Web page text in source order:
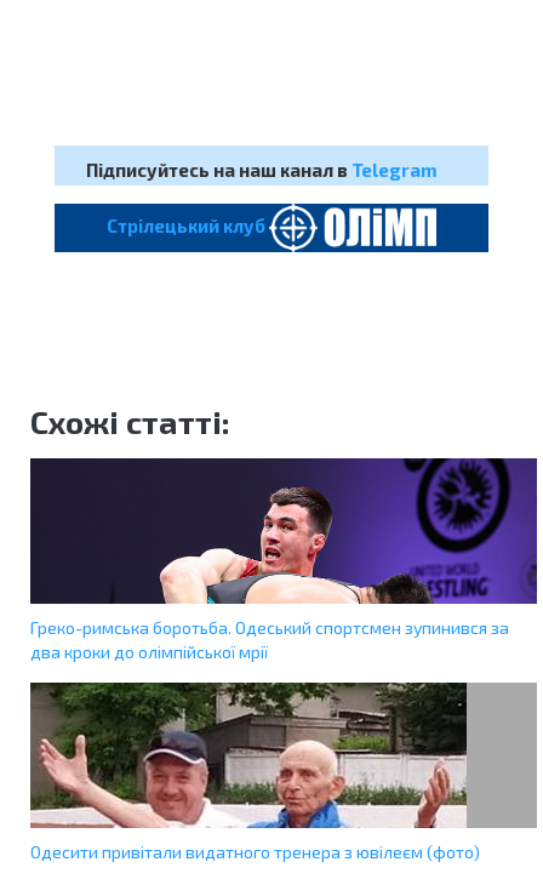
Підписуйтесь на наш канал в Telegram
Cтрілецький клуб
Схожі статті:
Греко-римська боротьба. Одеський спортсмен зупинився за
два кроки до олімпійської мрії
Одесити привітали видатного тренера з ювілеєм (фото)